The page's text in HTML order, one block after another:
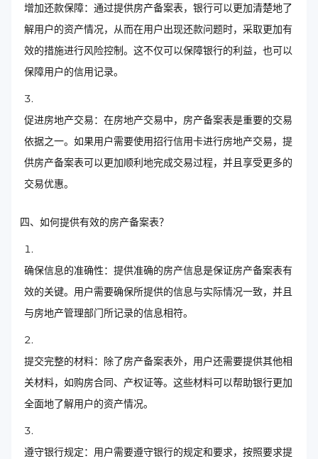
增加还款保障：通过提供房产备案表，银行可以更加清楚地了
解用户的资产情况，从而在用户出现还款问题时，采取更加有
效的措施进行风险控制。这不仅可以保障银行的利益，也可以
保障用户的信用记录。
促进房地产交易：在房地产交易中，房产备案表是重要的交易
依据之一。如果用户需要使用招行信用卡进行房地产交易，提
供房产备案表可以更加顺利地完成交易过程，并且享受更多的
交易优惠。
四、如何提供有效的房产备案表？
确保信息的准确性：提供准确的房产信息是保证房产备案表有
效的关键。用户需要确保所提供的信息与实际情况一致，并且
与房地产管理部门所记录的信息相符。
提交完整的材料：除了房产备案表外，用户还需要提供其他相
关材料，如购房合同、产权证等。这些材料可以帮助银行更加
全面地了解用户的资产情况。
遵守银行规定：用户需要遵守银行的规定和要求，按照要求提